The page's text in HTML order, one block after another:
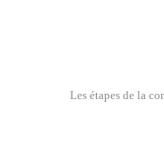
Les étapes de la